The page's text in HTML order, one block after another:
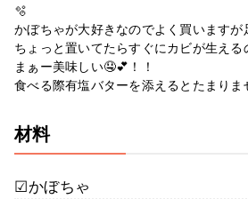
🫧
かぼちゃが大好きなのでよく買いますが
ちょっと置いてたらすぐにカビが生える
まぁー美味しい🤤💕！！
食べる際有塩バターを添えるとたまりま
材料
☑︎かぼちゃ